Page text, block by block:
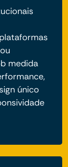
medida
único